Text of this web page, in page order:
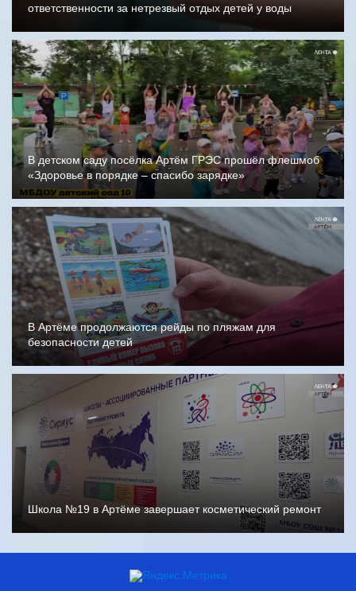
ответственности за нетрезвый отдых детей у воды
В детском саду посёлка Артём ГРЭС прошёл флешмоб
«Здоровье в порядке – спасибо зарядке»
В Артёме продолжаются рейды по пляжам для
безопасности детей
Школа №19 в Артёме завершает косметический ремонт